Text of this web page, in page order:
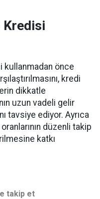
Kredisi
kullanmadan önce
kredi
dikkatle
uzun vadeli gelir
tavsiye ediyor. Ayrıca
düzenli takip
katkı
takip et